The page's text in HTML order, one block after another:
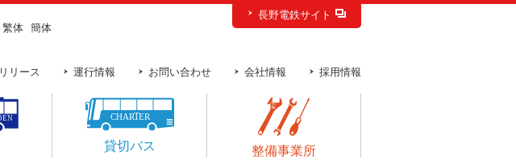
繁体 簡体
リース 運行情報 お問い合わせ 会社情報 採用情報
貸切バス 整備事業所
長野電鉄サイト